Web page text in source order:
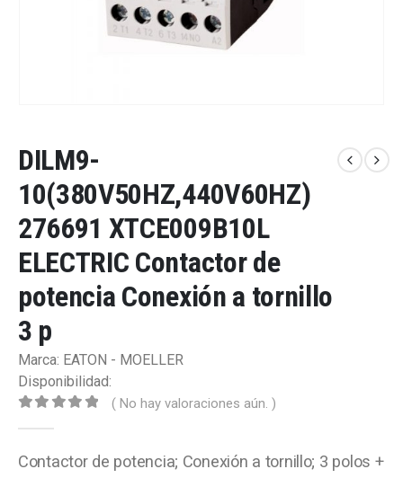
DILM9-
10(380V50HZ,440V60HZ)
276691 XTCE009B10L
ELECTRIC Contactor de
potencia Conexión a tornillo
3 p
Marca: EATON - MOELLER
Disponibilidad:
( No hay valoraciones aún. )
Contactor de potencia; Conexión a tornillo; 3 polos +